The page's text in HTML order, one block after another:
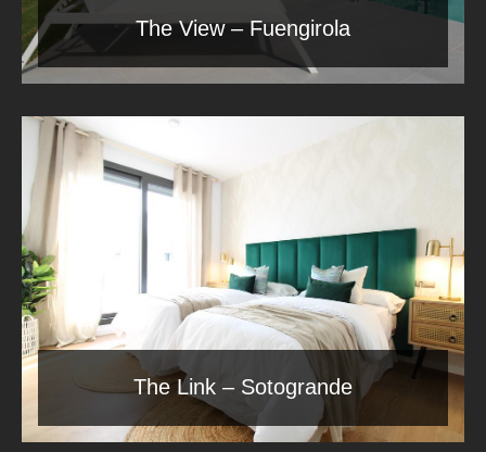
The View – Fuengirola
The Link – Sotogrande